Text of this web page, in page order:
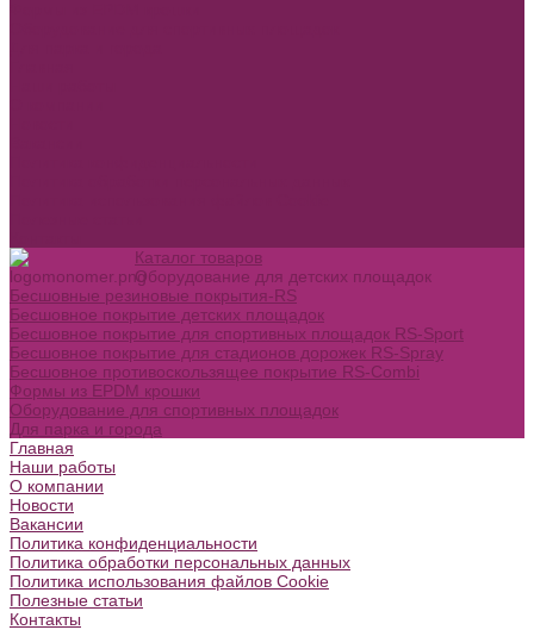
Каталог товаров
Оборудование для детских площадок
Бесшовные резиновые покрытия-RS
Бесшовное покрытие детских площадок
Бесшовное покрытие для спортивных площадок RS-Sport
Бесшовное покрытие для стадионов дорожек RS-Spray
Бесшовное противоскользящее покрытие RS-Combi
Формы из EPDM крошки
Оборудование для спортивных площадок
Для парка и города
Главная
Наши работы
О компании
Новости
Вакансии
Политика конфиденциальности
Политика обработки персональных данных
Политика использования файлов Cookie
Полезные статьи
Контакты